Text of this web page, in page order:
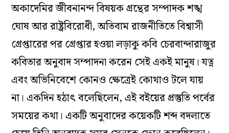
অকাদেমির জীবনানন্দ বিষয়ক গ্রন্থের সম্পাদক শঙ্খ
ঘোষ আর রাষ্ট্রবিরোধী, অতিবাম রাজনীতিতে বিশ্বাসী
গ্রেপ্তারের পর গ্রেপ্তার হওয়া লড়াকু কবি চেরবান্দারাজুর
কবিতার অনুবাদ সম্পাদনা করেন সেই একই মানুষ। যত্ন
এবং অভিনিবেশে কোনও ক্ষেত্রেই কোথাও টলে যায়
না। একদিন হঠাৎ বলেছিলেন, এই বইয়ের প্রস্তুতি পর্বের
সময়ের কথা। একটি অনুবাদের কয়েকটি শব্দ বদলাতে